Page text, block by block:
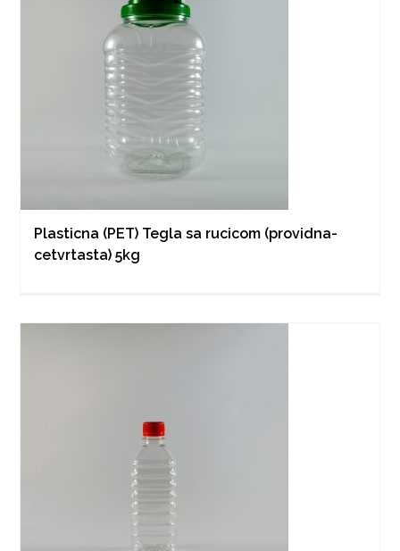
Plasticna (PET) Tegla sa rucicom (providna-
cetvrtasta) 5kg